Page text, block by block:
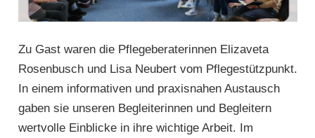
Zu Gast waren die Pflegeberaterinnen Elizaveta
Rosenbusch und Lisa Neubert vom Pflegestützpunkt.
In einem informativen und praxisnahen Austausch
gaben sie unseren Begleiterinnen und Begleitern
wertvolle Einblicke in ihre wichtige Arbeit. Im